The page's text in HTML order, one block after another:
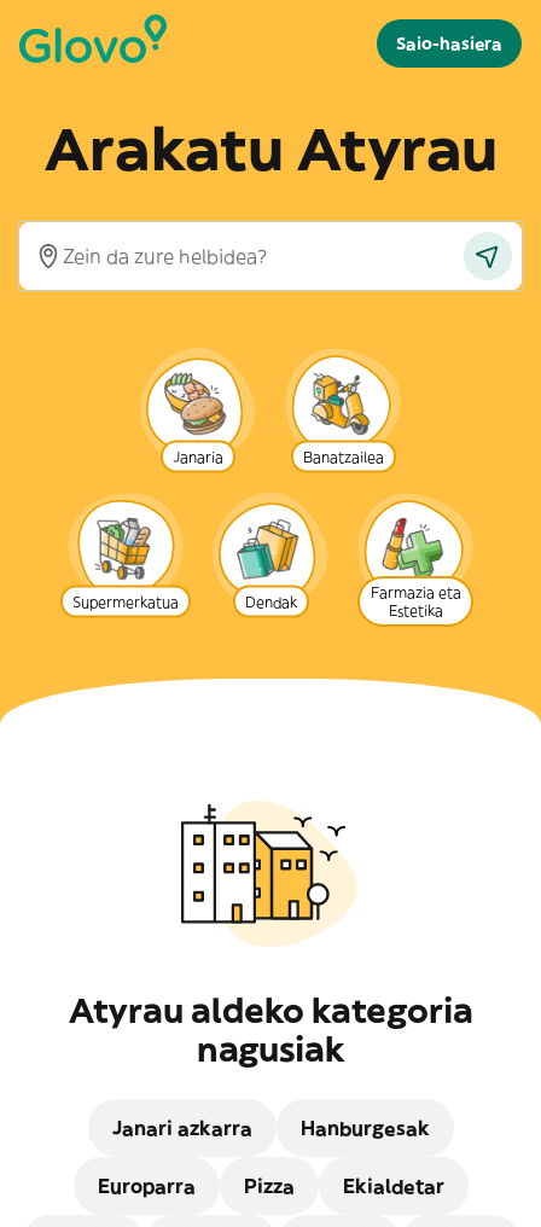
Saio-hasiera
Arakatu Atyrau
Janaria Banatzailea
Supermerkatua Dendak
Farmazia eta
Estetika
Atyrau aldeko kategoria
nagusiak
Janari azkarra Hanburgesak
Europarra Pizza Ekialdetar